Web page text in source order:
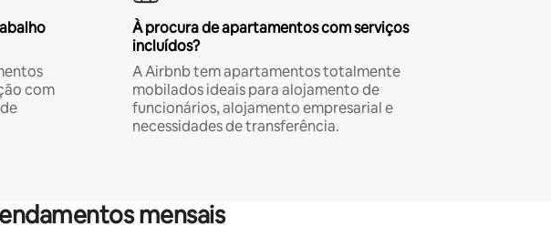
com
À procura de apartamentos com serviços
incluídos?
A Airbnb tem apartamentos totalmente
mobilados ideais para alojamento de
funcionários, alojamento empresarial e
necessidades de transferência.
mensais